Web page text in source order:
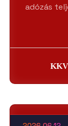
adózás